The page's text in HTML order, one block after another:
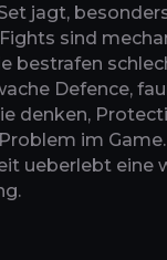
jagt,
sind
bestrafen
Defence,
denken,
im
ueberlebt eine